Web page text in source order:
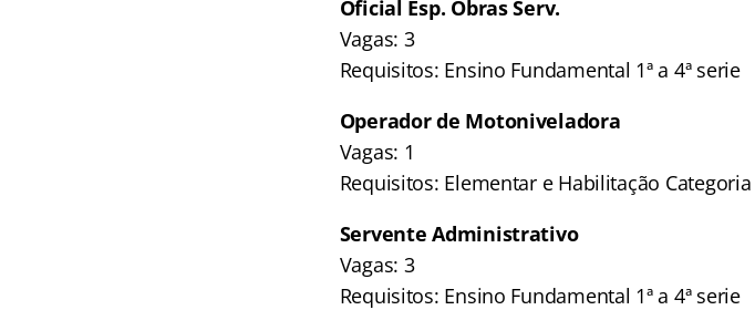
Oficial Esp. Obras Serv.
Vagas: 3
Requisitos: Ensino Fundamental 1ª a 4ª serie
Operador de Motoniveladora
Vagas: 1
Requisitos: Elementar e Habilitação Categoria
Servente Administrativo
Vagas: 3
Requisitos: Ensino Fundamental 1ª a 4ª serie